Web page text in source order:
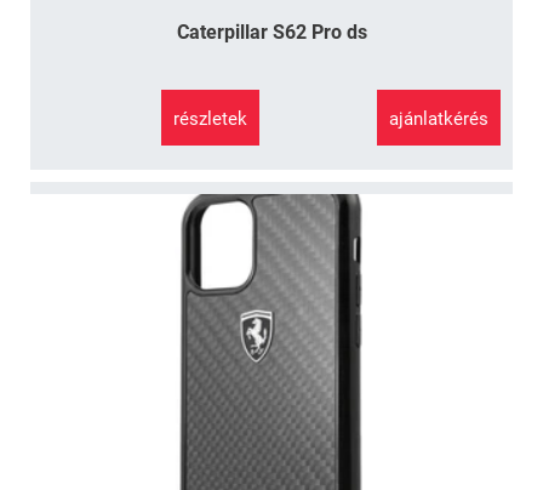
Caterpillar S62 Pro ds
részletek ajánlatkérés